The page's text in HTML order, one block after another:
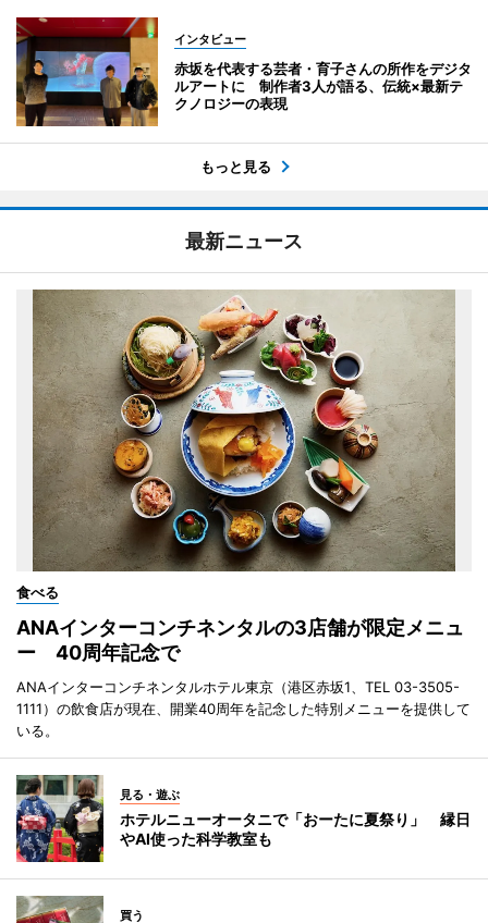
インタビュー
赤坂を代表する芸者・育子さんの所作をデジタ
ルアートに 制作者3人が語る、伝統×最新テ
クノロジーの表現
もっと見る
最新ニュース
食べる
ANAインターコンチネンタルの3店舗が限定メニュ
ー 40周年記念で
ANAインターコンチネンタルホテル東京（港区赤坂1、TEL 03-3505-
1111）の飲食店が現在、開業40周年を記念した特別メニューを提供して
いる。
見る・遊ぶ
ホテルニューオータニで「おーたに夏祭り」 縁日
やAI使った科学教室も
買う